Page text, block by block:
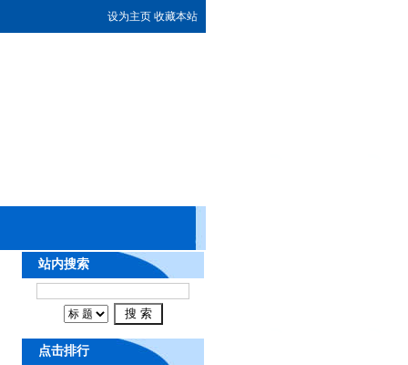
设为主页 收藏本站
站内搜索
点击排行